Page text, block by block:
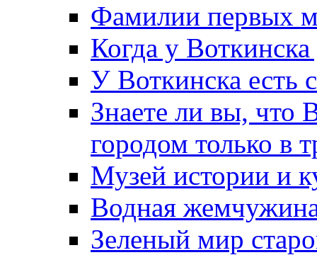
Фамилии первых
Когда у
У Воткинска есть
Знаете ли вы, что
городом только в
Музей истории и
Водная
Зеленый мир